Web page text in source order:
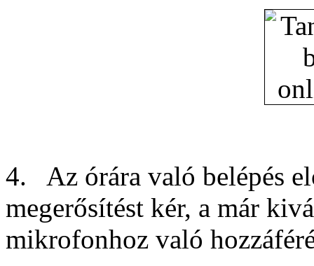
4. Az órára való belépés
megerősítést kér, a már
mikrofonhoz való